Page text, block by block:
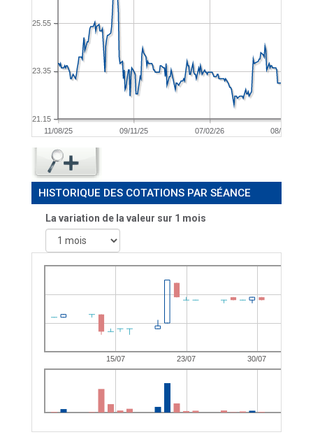
11/08/25 09/11/25 07/02/26 08/05/26
21.15
23.35
25.55
HISTORIQUE DES COTATIONS PAR SÉANCE
La variation de la valeur sur 1 mois